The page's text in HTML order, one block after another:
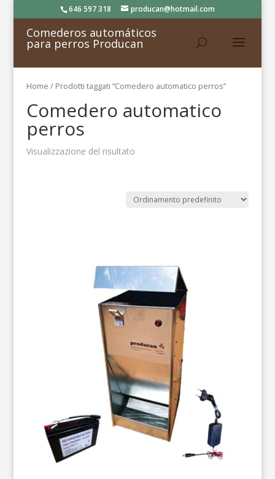
646 597 318 producan@hotmail.com
Comederos automáticos
para perros Producan
Home / Prodotti taggati “Comedero automatico perros”
Comedero automatico
perros
Visualizzazione del risultato